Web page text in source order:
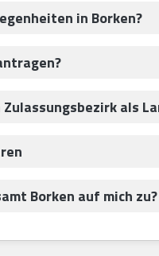
in Borken?
als
Borken auf mich zu?